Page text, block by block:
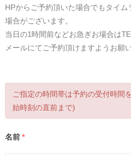
HPからご予約頂いた場合でもタイ
場合がございます。
当日の1時間前などお急ぎお場合は
メールにてご予約頂けますようお願
ご指定の時間帯は予約の受付時間
始時刻の直前まで)
名前 *